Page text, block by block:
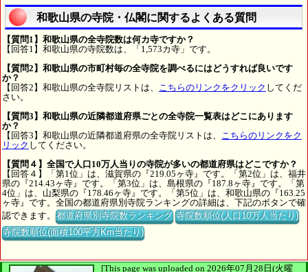
和歌山県の寺院・仏閣に関するよくある質問
【質問1】和歌山県の全寺院数は何カ寺ですか？
【回答1】和歌山県の寺院数は、「1,573カ寺」です。
【質問2】和歌山県の市町村毎の全寺院を調べるにはどうすれば良いです
か？
【回答2】和歌山県の全寺院リストは、
こちらのリンクをクリック してくだ
さい。
【質問3】和歌山県の近隣都道府県ごとの全寺院一覧表はどこにあります
か？
【回答3】和歌山県の近隣都道府県の全寺院リストは、
こちらのリンクをク
リック してください。
【質問４】全国で人口10万人当りの寺院が多いの都道府県はどこですか？
【回答４】「第1位」は、滋賀県の『219.05ヶ寺』です。「第2位」は、福井
県の『214.43ヶ寺』です。「第3位」は、島根県の『187.8ヶ寺』です。「第
4位」は、山梨県の『178.46ヶ寺』です。「第5位」は、和歌山県の『163.25
ヶ寺』です。全国の都道府県別寺院ランキングの詳細は、下記のボタンで確
認できます。都道府県別寺院数ランキング 寺院数順位(人口10万人当たり)
寺院数順位(面積100平方Km当たり)
[This page was uploaded on 2026年07月28日(火曜